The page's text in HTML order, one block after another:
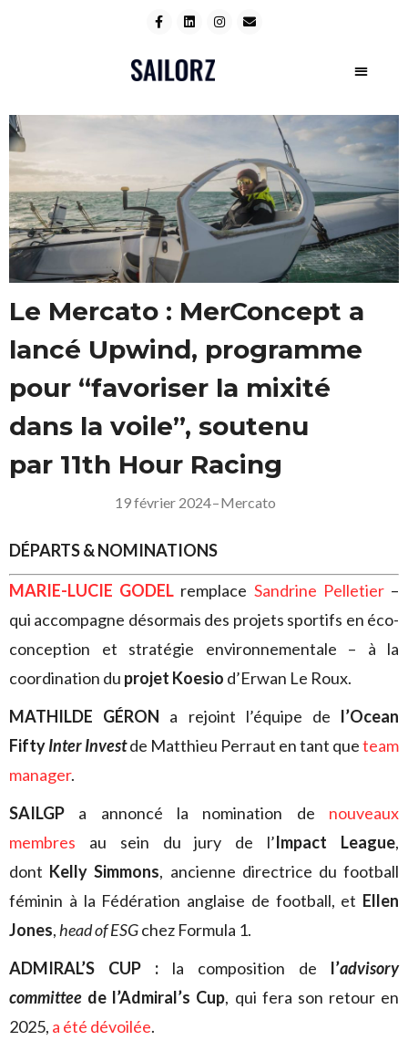
Le Mercato : MerConcept a
lancé Upwind, programme
pour “favoriser la mixité
dans la voile”, soutenu
par 11th Hour Racing
19 février 2024–Mercato
DÉPARTS & NOMINATIONS
MARIE-LUCIE GODEL remplace Sandrine Pelletier–
qui accompagne désormais des projets sportifs en éco-
conception et stratégie environnementale – à la
coordination du projet Koesio d’Erwan Le Roux.
MATHILDE GÉRON a rejoint l’équipe de l’Ocean
FiftyInter Investde Matthieu Perraut en tant queteam
manager.
SAILGP a annoncé la nomination de nouveaux
membres au sein du jury de l’Impact League,
dont Kelly Simmons, ancienne directrice du football
féminin à la Fédération anglaise de football, et Ellen
Jones, head of ESGchez Formula 1.
ADMIRAL’S CUP : la composition de l’advisory
committee de l’Admiral’s Cup, qui fera son retour en
2025, a été dévoilée.